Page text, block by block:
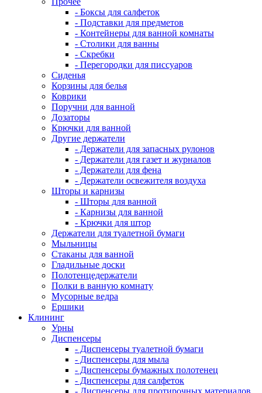
- Боксы для салфеток
- Подставки для предметов
- Контейнеры для ванной комнаты
- Столики для ванны
- Скребки
- Перегородки для писсуаров
Сиденья
Корзины для белья
Коврики
Поручни для ванной
Дозаторы
Крючки для ванной
Другие держатели
- Держатели для запасных рулонов
- Держатели для газет и журналов
- Держатели для фена
- Держатели освежителя воздуха
Шторы и карнизы
- Шторы для ванной
- Карнизы для ванной
- Крючки для штор
Держатели для туалетной бумаги
Мыльницы
Стаканы для ванной
Гладильные доски
Полотенцедержатели
Полки в ванную комнату
Мусорные ведра
Ершики
Клининг
Урны
Диспенсеры
- Диспенсеры туалетной бумаги
- Диспенсеры для мыла
- Диспенсеры бумажных полотенец
- Диспенсеры для салфеток
- Диспенсеры для протирочных материалов